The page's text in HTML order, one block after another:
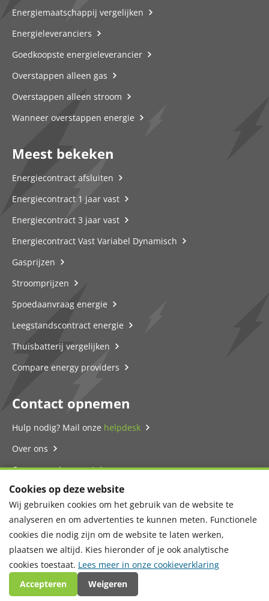
Cookies op deze website
Wij gebruiken cookies om het gebruik van de website te
analyseren en om advertenties te kunnen meten. Functionele
cookies die nodig zijn om de website te laten werken,
plaatsen we altijd. Kies hieronder of je ook analytische
cookies toestaat. Lees meer in onze cookieverklaring
Accepteren
Weigeren
Energiemaatschappij vergelijken
Energieleveranciers
Goedkoopste energieleverancier
Overstappen alleen gas
Overstappen alleen stroom
Wanneer overstappen energie
Meest bekeken
Energiecontract afsluiten
Energiecontract 1 jaar vast
Energiecontract 3 jaar vast
Energiecontract Vast Variabel Dynamisch
Gasprijzen
Stroomprijzen
Spoedaanvraag energie
Leegstandscontract energie
Thuisbatterij vergelijken
Compare energy providers
Contact opnemen
Hulp nodig? Mail onze helpdesk
Over ons
Onze energie-expert
Contact
Privacyverklaring
Copyright © 2026 Energievergelijker BV, Zwartewaterallee 44 8031DX
Zwolle, Kvk 67352103
Cookie-instellingen